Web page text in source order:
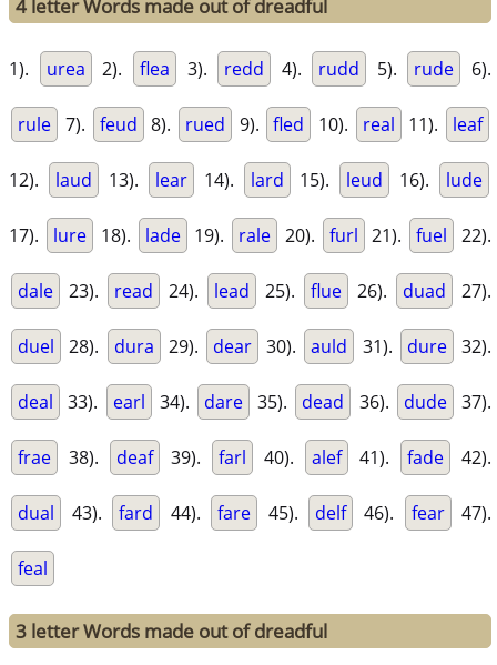
4 letter Words made out of dreadful
1). urea 2). flea 3). redd 4). rudd 5). rude 6).
rule 7). feud 8). rued 9). fled 10). real 11). leaf
12). laud 13). lear 14). lard 15). leud 16). lude
17). lure 18). lade 19). rale 20). furl 21). fuel 22).
dale 23). read 24). lead 25). flue 26). duad 27).
duel 28). dura 29). dear 30). auld 31). dure 32).
deal 33). earl 34). dare 35). dead 36). dude 37).
frae 38). deaf 39). farl 40). alef 41). fade 42).
dual 43). fard 44). fare 45). delf 46). fear 47).
feal
3 letter Words made out of dreadful